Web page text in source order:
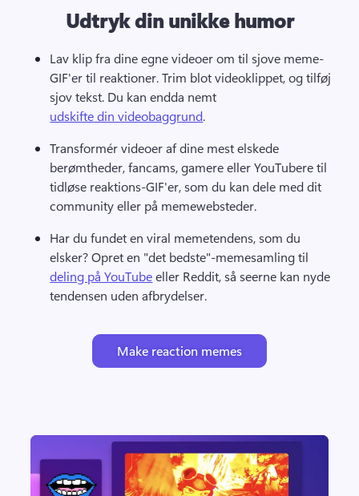
Udtryk din unikke humor
Lav klip fra dine egne videoer om til sjove meme-
GIF'er til reaktioner. Trim blot videoklippet, og tilføj
sjov tekst. Du kan endda nemt
udskifte din videobaggrund.
Transformér videoer af dine mest elskede
berømtheder, fancams, gamere eller YouTubere til
tidløse reaktions-GIF'er, som du kan dele med dit
community eller på memewebsteder.
Har du fundet en viral memetendens, som du
elsker? Opret en "det bedste"-memesamling til
deling på YouTube eller Reddit, så seerne kan nyde
tendensen uden afbrydelser.
Make reaction memes